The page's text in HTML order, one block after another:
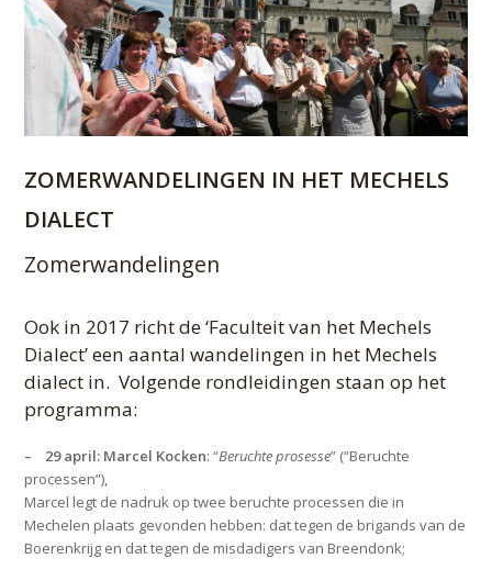
ZOMERWANDELINGEN IN HET MECHELS
DIALECT
Zomerwandelingen
Ook in 2017 richt de ‘Faculteit van het Mechels
Dialect’ een aantal wandelingen in het Mechels
dialect in. Volgende rondleidingen staan op het
programma:
– 29 april: Marcel Kocken: “Beruchte prosesse” (“Beruchte
processen”),
Marcel legt de nadruk op twee beruchte processen die in
Mechelen plaats gevonden hebben: dat tegen de brigands van de
Boerenkrijg en dat tegen de misdadigers van Breendonk;